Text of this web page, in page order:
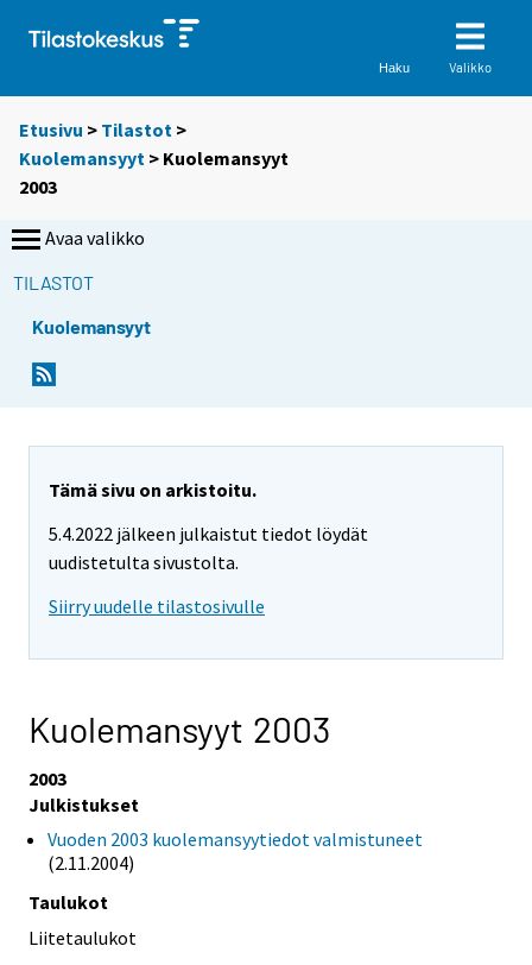
Haku Valikko
Etusivu > Tilastot >
Kuolemansyyt > Kuolemansyyt
2003
Avaa valikko
TILASTOT
Kuolemansyyt
Tämä sivu on arkistoitu.
5.4.2022 jälkeen julkaistut tiedot löydät
uudistetulta sivustolta.
Siirry uudelle tilastosivulle
Kuolemansyyt 2003
2003
Julkistukset
Vuoden 2003 kuolemansyytiedot valmistuneet
(2.11.2004)
Taulukot
Liitetaulukot